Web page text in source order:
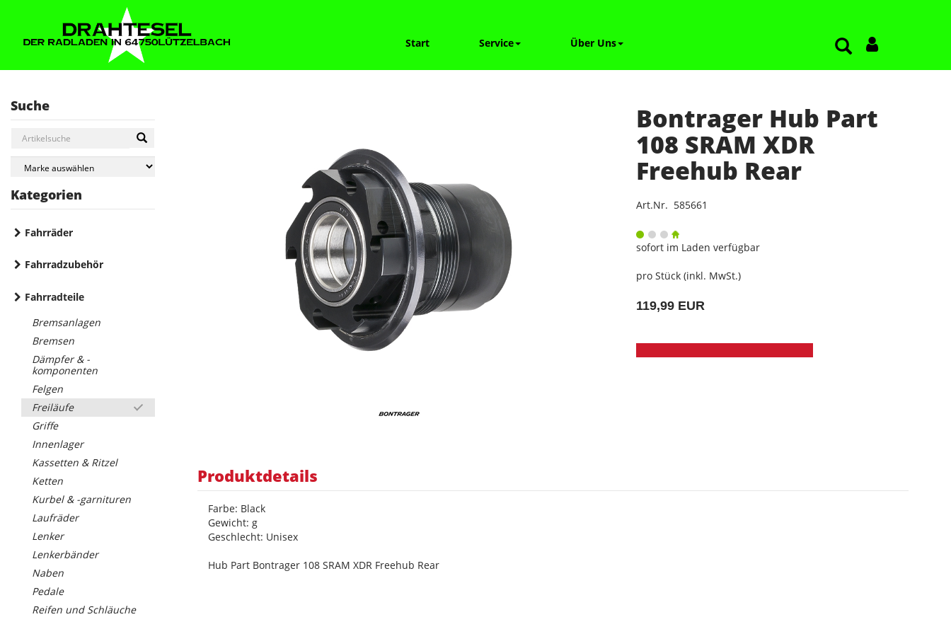
Start Service Über Uns
Suche
Kategorien
Fahrräder
Fahrradzubehör
Fahrradteile
Bremsanlagen
Bremsen
Dämpfer & -
komponenten
Felgen
Freiläufe
Griffe
Innenlager
Kassetten & Ritzel
Ketten
Kurbel & -garnituren
Laufräder
Lenker
Lenkerbänder
Naben
Pedale
Reifen und Schläuche
Bontrager Hub Part
108 SRAM XDR
Freehub Rear
Art.Nr. 585661
sofort im Laden verfügbar
pro Stück (inkl. MwSt.)
119,99 EUR
Produktdetails
Farbe: Black
Gewicht: g
Geschlecht: Unisex
Hub Part Bontrager 108 SRAM XDR Freehub Rear